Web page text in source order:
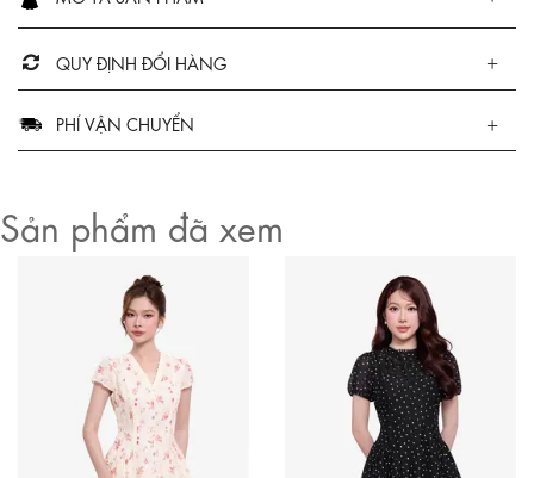
QUY ĐỊNH ĐỔI HÀNG
PHÍ VẬN CHUYỂN
Sản phẩm đã xem